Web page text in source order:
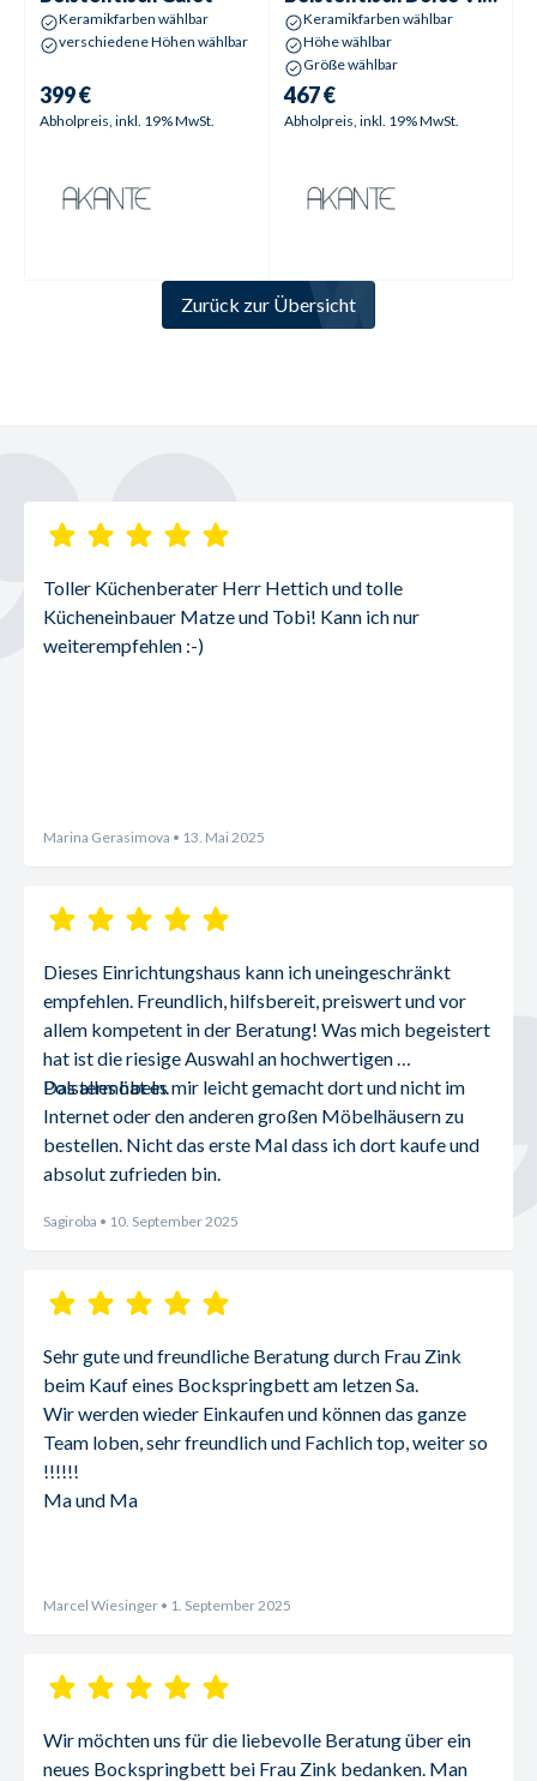
Keramikfarben wählbar
verschiedene Höhen wählbar
399 €
Abholpreis, inkl. 19% MwSt.
Keramikfarben wählbar
Höhe wählbar
Größe wählbar
467 €
Abholpreis, inkl. 19% MwSt.
Zurück zur Übersicht
Toller Küchenberater Herr Hettich und tolle
Kücheneinbauer Matze und Tobi! Kann ich nur
weiterempfehlen :-)
Marina Gerasimova • 13. Mai 2025
Dieses Einrichtungshaus kann ich uneingeschränkt
empfehlen. Freundlich, hilfsbereit, preiswert und vor
allem kompetent in der Beratung! Was mich begeistert
hat ist die riesige Auswahl an hochwertigen
Polstermöbeln.
Das alles hat es mir leicht gemacht dort und nicht im
Internet oder den anderen großen Möbelhäusern zu
bestellen. Nicht das erste Mal dass ich dort kaufe und
absolut zufrieden bin.
Sagiroba • 10. September 2025
Sehr gute und freundliche Beratung durch Frau Zink
beim Kauf eines Bockspringbett am letzen Sa.
Wir werden wieder Einkaufen und können das ganze
Team loben, sehr freundlich und Fachlich top, weiter so
!!!!!!
Ma und Ma
Marcel Wiesinger • 1. September 2025
Wir möchten uns für die liebevolle Beratung über ein
neues Bockspringbett bei Frau Zink bedanken. Man